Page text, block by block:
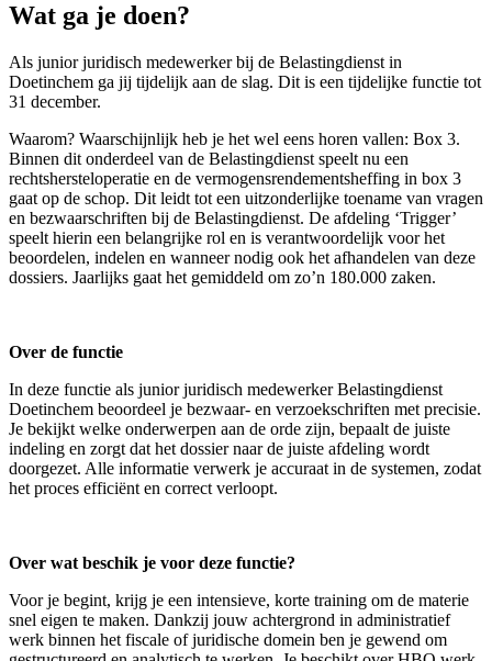
Wat ga je doen?
Als junior juridisch medewerker bij de Belastingdienst in
Doetinchem ga jij tijdelijk aan de slag. Dit is een tijdelijke functie tot
31 december.
Waarom? Waarschijnlijk heb je het wel eens horen vallen: Box 3.
Binnen dit onderdeel van de Belastingdienst speelt nu een
rechtshersteloperatie en de vermogensrendementsheffing in box 3
gaat op de schop. Dit leidt tot een uitzonderlijke toename van vragen
en bezwaarschriften bij de Belastingdienst. De afdeling ‘Trigger’
speelt hierin een belangrijke rol en is verantwoordelijk voor het
beoordelen, indelen en wanneer nodig ook het afhandelen van deze
dossiers. Jaarlijks gaat het gemiddeld om zo’n 180.000 zaken.
Over de functie
In deze functie als junior juridisch medewerker Belastingdienst
Doetinchem beoordeel je bezwaar- en verzoekschriften met precisie.
Je bekijkt welke onderwerpen aan de orde zijn, bepaalt de juiste
indeling en zorgt dat het dossier naar de juiste afdeling wordt
doorgezet. Alle informatie verwerk je accuraat in de systemen, zodat
het proces efficiënt en correct verloopt.
Over wat beschik je voor deze functie?
Voor je begint, krijg je een intensieve, korte training om de materie
snel eigen te maken. Dankzij jouw achtergrond in administratief
werk binnen het fiscale of juridische domein ben je gewend om